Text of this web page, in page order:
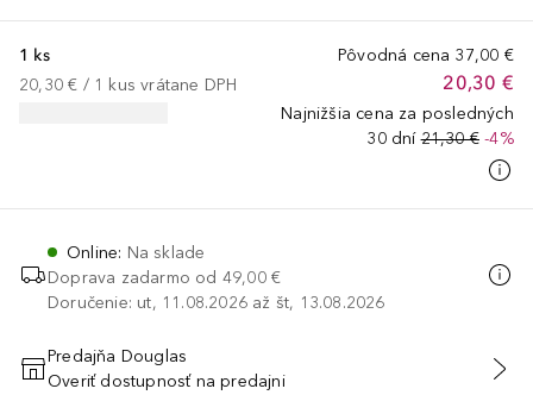
Pôvodná cena 37,00 €
20,30 €
Najnižšia cena za posledných
30 dní 21,30 € -4%
1 ks
20,30 € / 1 kus vrátane DPH
Online: Na sklade
Doprava zadarmo od 49,00 €
Doručenie: ut, 11.08.2026 až št, 13.08.2026
PRIDAŤ DO KOŠÍKA
Predajňa Douglas
Overiť dostupnosť na predajni